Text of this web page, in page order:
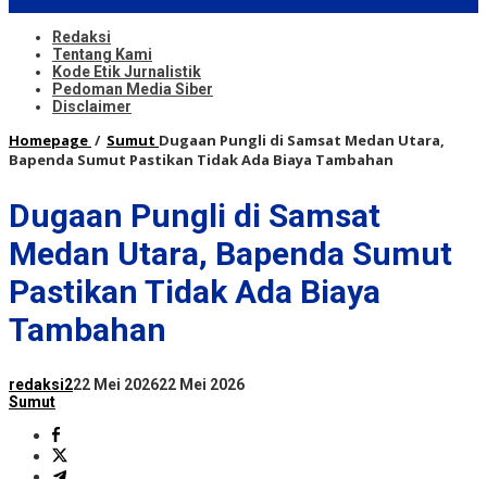
Redaksi
Tentang Kami
Kode Etik Jurnalistik
Pedoman Media Siber
Disclaimer
Homepage / Sumut Dugaan Pungli di Samsat Medan Utara,
Bapenda Sumut Pastikan Tidak Ada Biaya Tambahan
Dugaan Pungli di Samsat
Medan Utara, Bapenda Sumut
Pastikan Tidak Ada Biaya
Tambahan
redaksi222 Mei 202622 Mei 2026
Sumut